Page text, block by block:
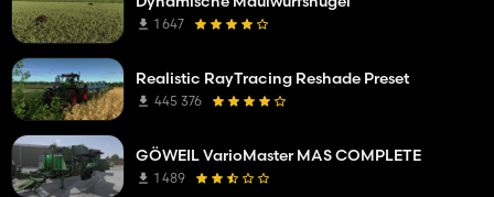
1 647
Realistic RayTracing Reshade Preset
445 376
GÖWEIL VarioMaster MAS COMPLETE
1 489